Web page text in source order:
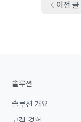
이전 글
솔루션
솔루션 개요